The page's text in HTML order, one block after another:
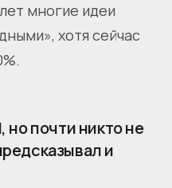
многие идеи
хотя сейчас
но почти никто не
и